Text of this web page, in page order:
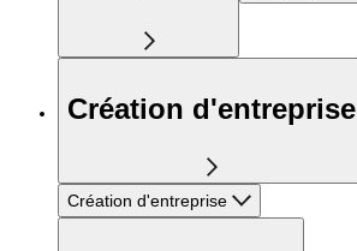
Création d'entreprise
Création d'entreprise